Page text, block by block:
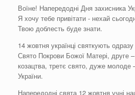
Воїне! Напередодні Дня захисника
Я хочу тебе привітати - нехай
Твою доблесть буде знати.
14 жовтня українці святкують
Свято Покрови Божої Матері, друге
козацтва, третє свято, дуже молоде
України.
Напередодні свята 12 жовтня учні